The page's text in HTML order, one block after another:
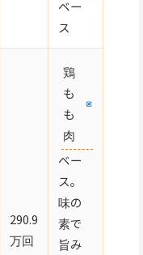
ベー
ス
290.9
万回
鶏
も
も
肉
ベー
ス。
味の
素で
旨み